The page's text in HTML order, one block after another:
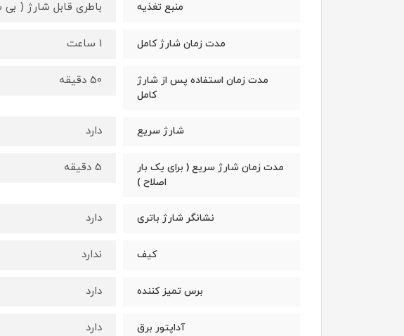
منبع تغذیه باطری قابل شارژ (
مدت زمان شارژ کامل 1 ساعت
مدت زمان استفاده پس از شارژ
کامل
50 دقیقه
شارژ سریع دارد
مدت زمان شارژ سریع ( برای یک بار
اصلاح )
5 دقیقه
نشانگر شارژ باتری دارد
کیف ندارد
برس تمیز کننده دارد
آداپتور برق دارد